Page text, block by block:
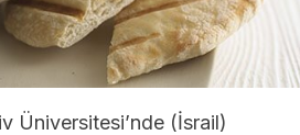
Üniversitesi’nde (İsrail)